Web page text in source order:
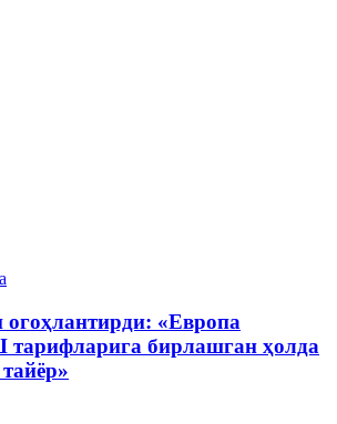
«Европа
бирлашган ҳолда